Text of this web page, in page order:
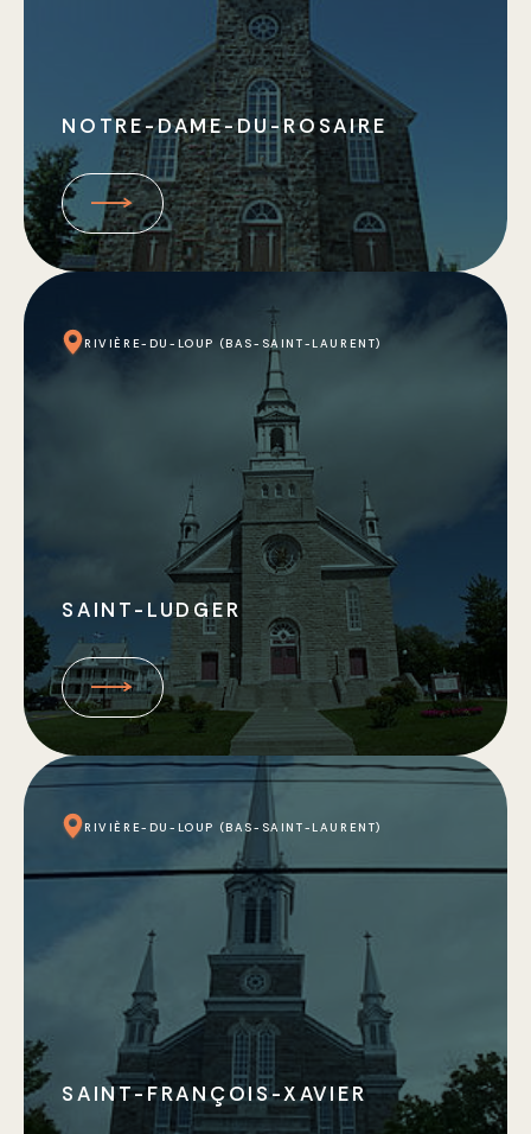
NOTRE-DAME-DU-ROSAIRE
RIVIÈRE-DU-LOUP (BAS-SAINT-LAURENT)
SAINT-LUDGER
RIVIÈRE-DU-LOUP (BAS-SAINT-LAURENT)
SAINT-FRANÇOIS-XAVIER